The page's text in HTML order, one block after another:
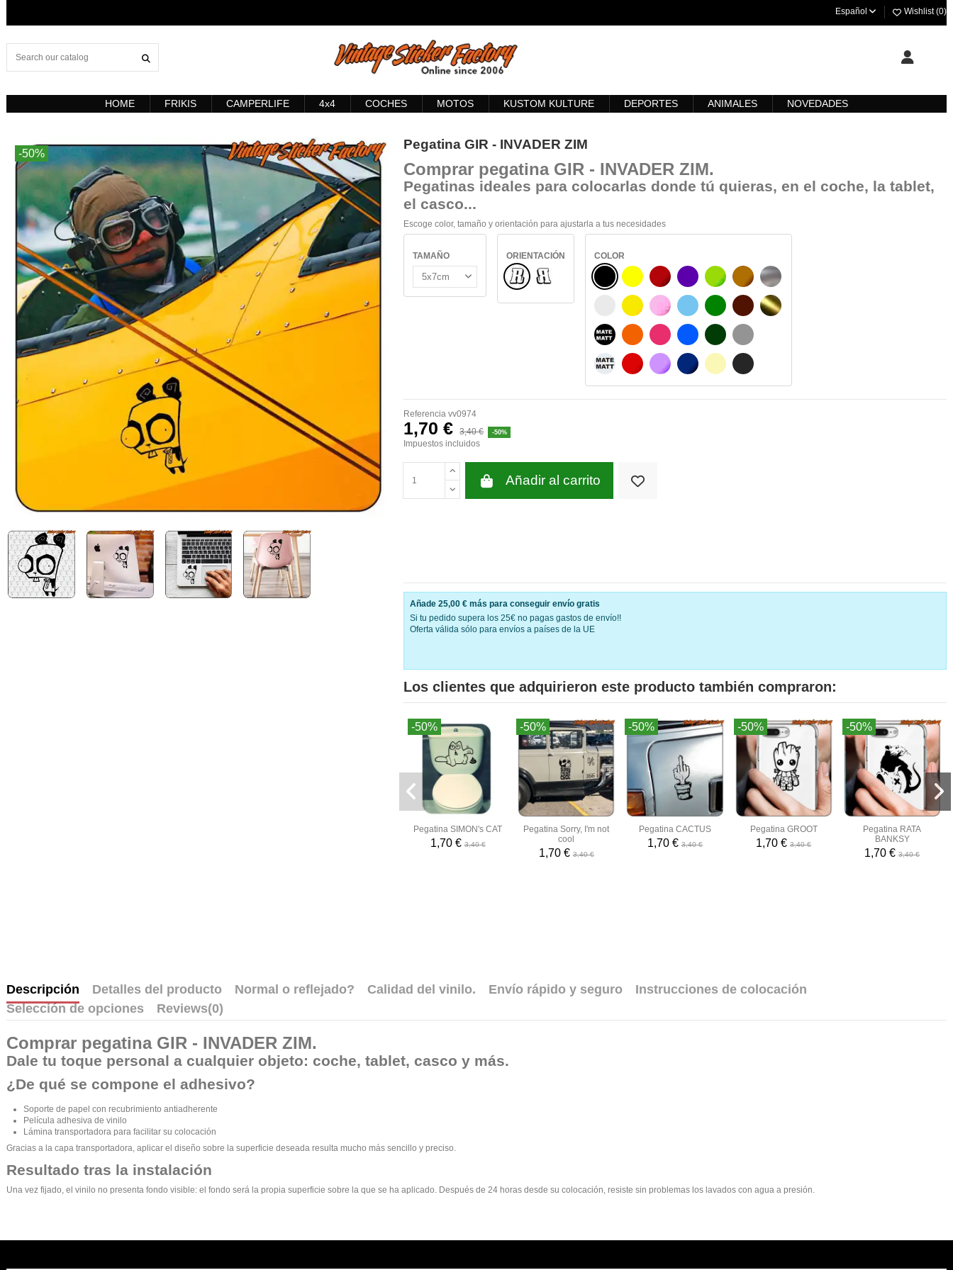
Español Wishlist (0)
HOME FRIKIS CAMPERLIFE 4x4 COCHES MOTOS KUSTOM KULTURE DEPORTES ANIMALES NOVEDADES
-50%
Pegatina GIR - INVADER ZIM
Comprar pegatina GIR - INVADER ZIM.
Pegatinas ideales para colocarlas donde tú quieras, en el coche, la tablet,
el casco...
Escoge color, tamaño y orientación para ajustarla a tus necesidades
TAMAÑO
ORIENTACIÓN
NormalReflejado
COLOR
NEGRO
BLANCO
NEGRO MATE
BLANCO MATE
AMARILLO
AMARILLO SENAL
NARANJA
ROJO
BURDEOS
ROSA
FUCSIA
LILA
MORADO
AZUL CIELO
AZUL
AZUL MARINO
VERDE CLARO
VERDE
VERDE OSCURO
BEIGE
AVELLANA
CHOCOLATE
GRIS
GRIS OSCURO
PLATA
ORO
Referencia vv0974
1,70 € 3,40 € -50%
Impuestos incluidos
Añadir al carrito
Añade 25,00 € más para conseguir envío gratis
Si tu pedido supera los 25€ no pagas gastos de envío!!
Oferta válida sólo para envíos a países de la UE
Los clientes que adquirieron este producto también compraron:
-50%
Pegatina SIMON's CAT
1,70 €3,40 €
-50%
Pegatina Sorry, I'm not
cool
1,70 €3,40 €
-50%
Pegatina CACTUS
1,70 € 3,40 €
-50%
Pegatina GROOT
1,70 €3,40 €
-50%
Pegatina RATA
BANKSY
1,70 €3,40 €
Descripción Detalles del producto Normal o reflejado? Calidad del vinilo. Envío rápido y seguro
Instrucciones de colocación
Selección de opciones
Reviews(0)
Comprar pegatina GIR - INVADER ZIM.
Dale tu toque personal a cualquier objeto: coche, tablet, casco y más.
¿De qué se compone el adhesivo?
Soporte de papel con recubrimiento antiadherente
Película adhesiva de vinilo
Lámina transportadora para facilitar su colocación
Gracias a la capa transportadora, aplicar el diseño sobre la superficie deseada resulta mucho más sencillo y preciso.
Resultado tras la instalación
Una vez fijado, el vinilo no presenta fondo visible: el fondo será la propia superficie sobre la que se ha aplicado. Después de 24 horas desde su colocación, resiste sin problemas los lavados con agua a presión.